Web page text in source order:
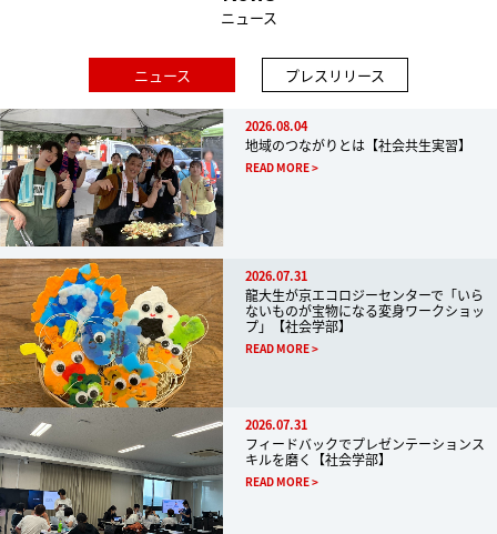
ニュース
ニュース プレスリリース
2026.08.04
地域のつながりとは【社会共生実習】
READ MORE
2026.07.31
龍大生が京エコロジーセンターで「いら
ないものが宝物になる変身ワークショッ
プ」【社会学部】
READ MORE
2026.07.31
フィードバックでプレゼンテーションス
キルを磨く【社会学部】
READ MORE